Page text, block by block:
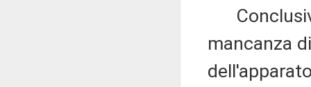
mancanza